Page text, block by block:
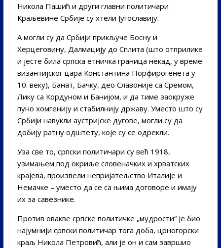
Никола Пашић и други главни политичари
Краљевине Србије су хтели Југославију.
А могли су да Србији прикључе Босну и
Херцеговину, Далмацију до Сплита (што отприлике
и јесте била српска етничка граница некад, у време
византијског цара Константина Порфирогенета у
10. веку), Банат, Бачку, део Славоније са Сремом,
Лику са Кордуном и Банијом, и да тиме заокруже
пуно хомгенију и стабилнију државу. Уместо што су
Србији навукли аустријске дугове, могли су да
добију ратну одштету, које су се одрекли.
Уза све то, српски политичари су већ 1918,
узимањем под окриље словеначких и хрватских
крајева, произвели непријатељство Италије и
Немачке – уместо да се са њима договоре и имају
их за савезнике.
Против овакве српске политичке „мудрости“ је био
најумнији српски политичар тога доба, црногорски
краљ Никола Петровић, али је он и сам завршио